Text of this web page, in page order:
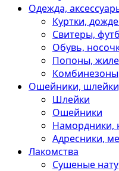
Одежда,
Куртки,
Свитеры,
Обувь,
Попоны,
Комбинезоны
Ошейники,
Шлейки
Ошейники
Намордники,
Адресники,
Лакомства
Сушеные